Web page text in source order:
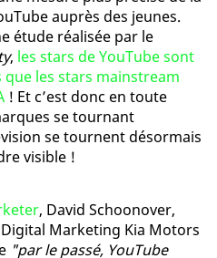
auprès des jeunes.
étude réalisée par le
, les stars de YouTube sont
les stars mainstream
! Et c’est donc en toute
se tournant
se tournent désormais
visible !
, David Schoonover,
Marketing Kia Motors
"par le passé, YouTube